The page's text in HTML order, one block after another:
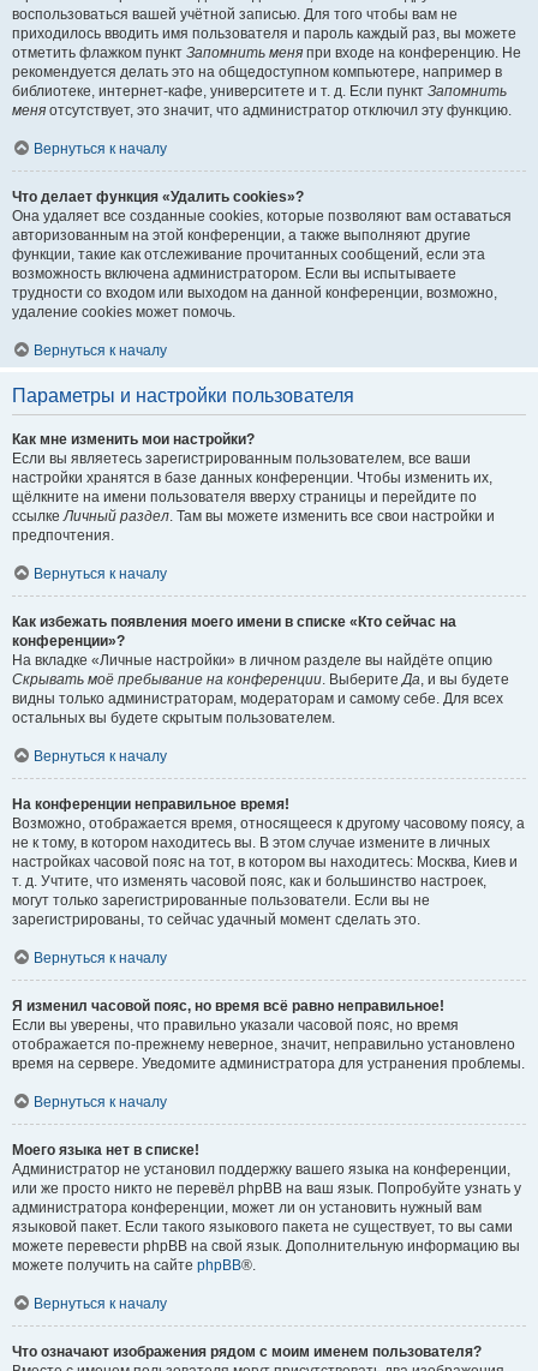
воспользоваться вашей учётной записью. Для того чтобы вам не
приходилось вводить имя пользователя и пароль каждый раз, вы можете
отметить флажком пункт Запомнить меня при входе на конференцию. Не
рекомендуется делать это на общедоступном компьютере, например в
библиотеке, интернет-кафе, университете и т. д. Если пункт Запомнить
меня отсутствует, это значит, что администратор отключил эту функцию.
Вернуться к началу
Что делает функция «Удалить cookies»?
Она удаляет все созданные cookies, которые позволяют вам оставаться
авторизованным на этой конференции, а также выполняют другие
функции, такие как отслеживание прочитанных сообщений, если эта
возможность включена администратором. Если вы испытываете
трудности со входом или выходом на данной конференции, возможно,
удаление cookies может помочь.
Вернуться к началу
Параметры и настройки пользователя
Как мне изменить мои настройки?
Если вы являетесь зарегистрированным пользователем, все ваши
настройки хранятся в базе данных конференции. Чтобы изменить их,
щёлкните на имени пользователя вверху страницы и перейдите по
ссылкеЛичный раздел. Там вы можете изменить все свои настройки и
предпочтения.
Вернуться к началу
Как избежать появления моего имени в списке «Кто сейчас на
конференции»?
На вкладке «Личные настройки» в личном разделе вы найдёте опцию
Скрывать моё пребывание на конференции. ВыберитеДа, и вы будете
видны только администраторам, модераторам и самому себе. Для всех
остальных вы будете скрытым пользователем.
Вернуться к началу
На конференции неправильное время!
Возможно, отображается время, относящееся к другому часовому поясу, а
не к тому, в котором находитесь вы. В этом случае измените в личных
настройках часовой пояс на тот, в котором вы находитесь: Москва, Киев и
т. д. Учтите, что изменять часовой пояс, как и большинство настроек,
могут только зарегистрированные пользователи. Если вы не
зарегистрированы, то сейчас удачный момент сделать это.
Вернуться к началу
Я изменил часовой пояс, но время всё равно неправильное!
Если вы уверены, что правильно указали часовой пояс, но время
отображается по-прежнему неверное, значит, неправильно установлено
время на сервере. Уведомите администратора для устранения проблемы.
Вернуться к началу
Моего языка нет в списке!
Администратор не установил поддержку вашего языка на конференции,
или же просто никто не перевёл phpBB на ваш язык. Попробуйте узнать у
администратора конференции, может ли он установить нужный вам
языковой пакет. Если такого языкового пакета не существует, то вы сами
можете перевести phpBB на свой язык. Дополнительную информацию вы
можете получить на сайте phpBB®.
Вернуться к началу
Что означают изображения рядом с моим именем пользователя?